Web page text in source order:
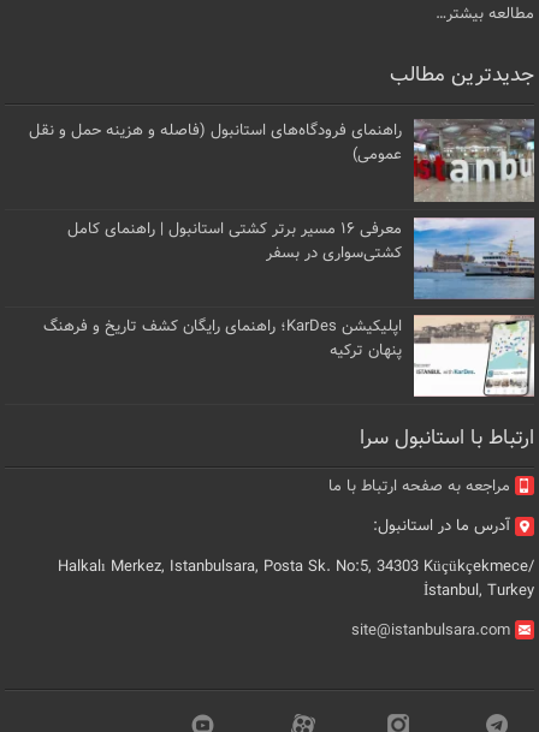
مطالعه بیشتر…
جدیدترین مطالب
راهنمای فرودگاه‌های استانبول (فاصله و هزینه حمل و نقل
عمومی)
معرفی ۱۶ مسیر برتر کشتی استانبول | راهنمای کامل
کشتی‌سواری در بسفر
اپلیکیشن KarDes؛ راهنمای رایگان کشف تاریخ و فرهنگ
پنهان ترکیه
ارتباط با استانبول سرا
مراجعه به صفحه ارتباط با ما
آدرس ما در استانبول:
Halkalı Merkez, Istanbulsara, Posta Sk. No:5, 34303 Küçükçekmece/
İstanbul, Turkey
site@istanbulsara.com